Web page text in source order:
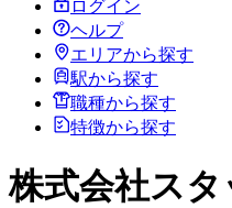
ログイン
ヘルプ
エリアから探す
駅から探す
職種から探す
特徴から探す
株式会社ス